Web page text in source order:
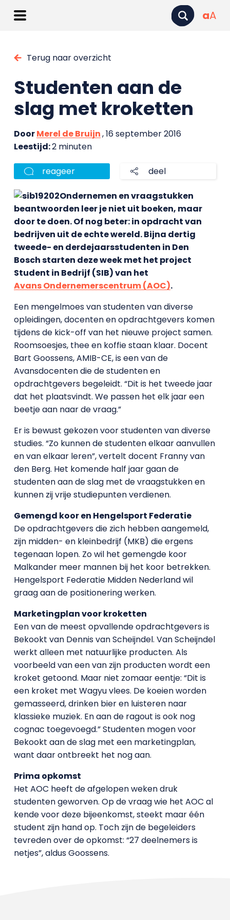
aA
Terug naar overzicht
Studenten aan de
slag met kroketten
DoorMerel de Bruijn, 16 september 2016
Leestijd:2 minuten
reageer deel
Ondernemen en vraagstukken
beantwoorden leer je niet uit boeken, maar
door te doen. Of nog beter: in opdracht van
bedrijven uit de echte wereld. Bijna dertig
tweede- en derdejaarsstudenten in Den
Bosch starten deze week met het project
Student in Bedrijf (SIB) van het
Avans Ondernemerscentrum (AOC).
Een mengelmoes van studenten van diverse
opleidingen, docenten en opdrachtgevers komen
tijdens de kick-off van het nieuwe project samen.
Roomsoesjes, thee en koffie staan klaar. Docent
Bart Goossens, AMIB-CE, is een van de
Avansdocenten die de studenten en
opdrachtgevers begeleidt. “Dit is het tweede jaar
dat het plaatsvindt. We passen het elk jaar een
beetje aan naar de vraag.”
Er is bewust gekozen voor studenten van diverse
studies. “Zo kunnen de studenten elkaar aanvullen
en van elkaar leren”, vertelt docent Franny van
den Berg. Het komende half jaar gaan de
studenten aan de slag met de vraagstukken en
kunnen zij vrije studiepunten verdienen.
Gemengd koor en Hengelsport Federatie
De opdrachtgevers die zich hebben aangemeld,
zijn midden- en kleinbedrijf (MKB) die ergens
tegenaan lopen. Zo wil het gemengde koor
Malkander meer mannen bij het koor betrekken.
Hengelsport Federatie Midden Nederland wil
graag aan de positionering werken.
Marketingplan voor kroketten
Een van de meest opvallende opdrachtgevers is
Bekookt van Dennis van Scheijndel. Van Scheijndel
werkt alleen met natuurlijke producten. Als
voorbeeld van een van zijn producten wordt een
kroket getoond. Maar niet zomaar eentje: “Dit is
een kroket met Wagyu vlees. De koeien worden
gemasseerd, drinken bier en luisteren naar
klassieke muziek. En aan de ragout is ook nog
cognac toegevoegd.” Studenten mogen voor
Bekookt aan de slag met een marketingplan,
want daar ontbreekt het nog aan.
Prima opkomst
Het AOC heeft de afgelopen weken druk
studenten geworven. Op de vraag wie het AOC al
kende voor deze bijeenkomst, steekt maar één
student zijn hand op. Toch zijn de begeleiders
tevreden over de opkomst: “27 deelnemers is
netjes”, aldus Goossens.